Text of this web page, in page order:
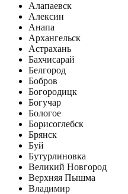
Алапаевск
Алексин
Анапа
Архангельск
Астрахань
Бахчисарай
Белгород
Бобров
Богородицк
Богучар
Бологое
Борисоглебск
Брянск
Буй
Бутурлиновка
Великий Новгород
Верхняя Пышма
Владимир